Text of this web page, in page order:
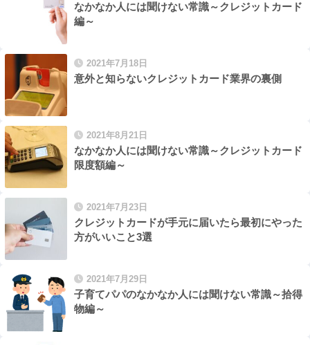
なかなか人には聞けない常識～クレジットカード
編～
2021年7月18日
意外と知らないクレジットカード業界の裏側
2021年8月21日
なかなか人には聞けない常識～クレジットカード
限度額編～
2021年7月23日
クレジットカードが手元に届いたら最初にやった
方がいいこと3選
2021年7月29日
子育てパパのなかなか人には聞けない常識～拾得
物編～